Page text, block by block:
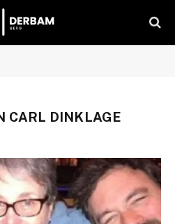
CARL DINKLAGE